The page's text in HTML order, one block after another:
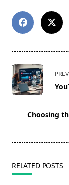
<span
class="nav-
subtitle
reader-Choosing
RELATED POSTS